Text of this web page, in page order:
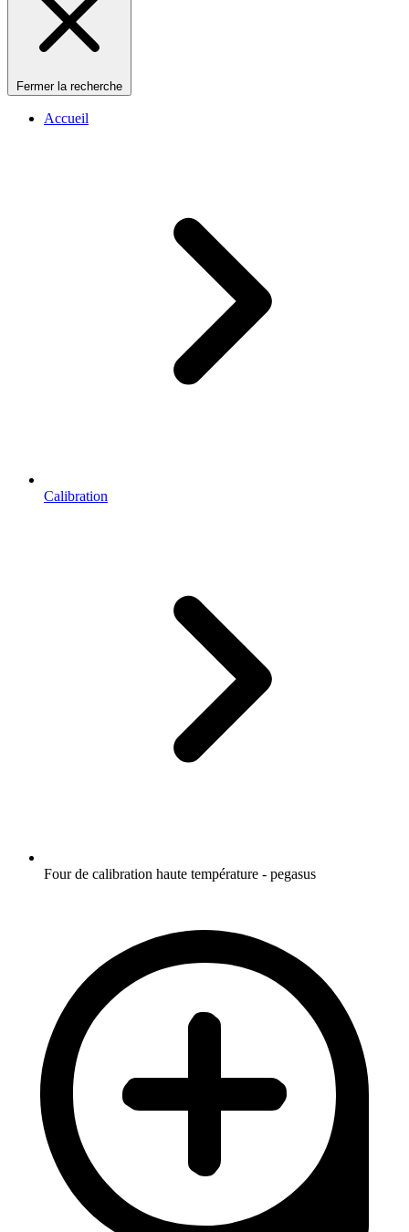
Fermer la recherche
Accueil
Calibration
Four de calibration haute température - pegasus